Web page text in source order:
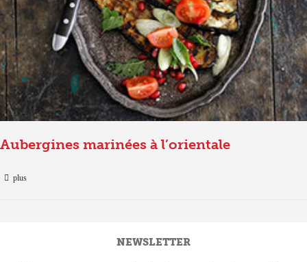
Aubergines marinées à l’orientale
plus
NEWSLETTER